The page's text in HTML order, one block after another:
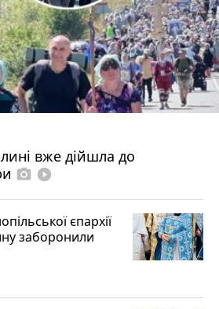
вже дійшла до
photo_camera play_circle_filled
єпархії
заборонили